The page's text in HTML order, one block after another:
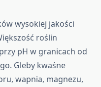
wysokiej jakości
roślin
pH w granicach od
Gleby kwaśne
wapnia, magnezu,